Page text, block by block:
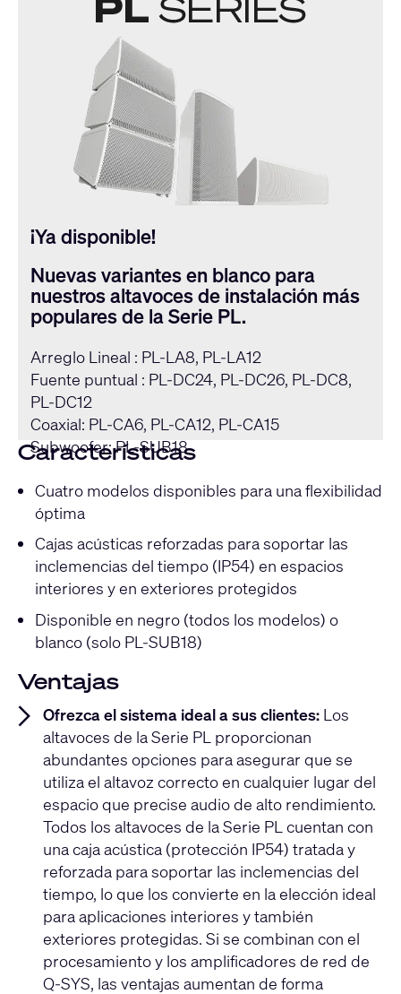
¡Ya disponible!
Nuevas variantes en blanco para
nuestros altavoces de instalación más
populares de la Serie PL.
Arreglo Lineal : PL-LA8, PL-LA12
Fuente puntual : PL-DC24, PL-DC26, PL-DC8,
PL-DC12
Coaxial: PL-CA6, PL-CA12, PL-CA15
Subwoofer: PL-SUB18
Características
Cuatro modelos disponibles para una flexibilidad
óptima
Cajas acústicas reforzadas para soportar las
inclemencias del tiempo (IP54) en espacios
interiores y en exteriores protegidos
Disponible en negro (todos los modelos) o
blanco (solo PL-SUB18)
Ventajas
Ofrezca el sistema ideal a sus clientes: Los
altavoces de la Serie PL proporcionan
abundantes opciones para asegurar que se
utiliza el altavoz correcto en cualquier lugar del
espacio que precise audio de alto rendimiento.
Todos los altavoces de la Serie PL cuentan con
una caja acústica (protección IP54) tratada y
reforzada para soportar las inclemencias del
tiempo, lo que los convierte en la elección ideal
para aplicaciones interiores y también
exteriores protegidas. Si se combinan con el
procesamiento y los amplificadores de red de
Q-SYS, las ventajas aumentan de forma